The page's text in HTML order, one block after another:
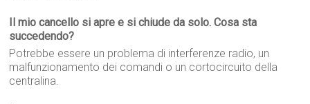
Il mio cancello si apre e si chiude da solo. Cosa sta
succedendo?
Potrebbe essere un problema di interferenze radio, un
malfunzionamento dei comandi o un cortocircuito della
centralina.